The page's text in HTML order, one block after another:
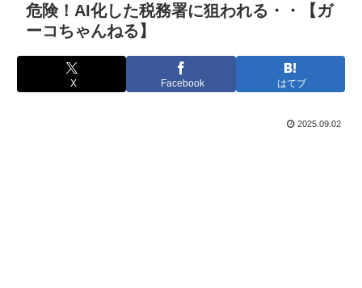
危険！AI化した税務署に狙われる・・【ガ
ーコちゃんねる】
X Facebook はてブ
2025.09.02